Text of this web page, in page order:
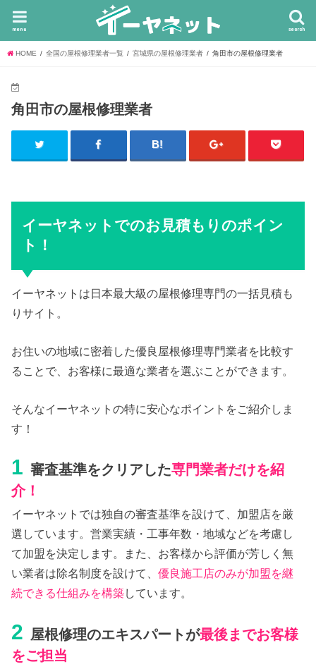
search
menu
HOME 全国の屋根修理業者一覧 宮城県の屋根修理業者 角田市の屋根修理業者
角田市の屋根修理業者
イーヤネットでのお見積もりのポイン
ト！
イーヤネットは日本最大級の屋根修理専門の一括見積も
りサイト。
お住いの地域に密着した優良屋根修理専門業者を比較す
ることで、お客様に最適な業者を選ぶことができます。
そんなイーヤネットの特に安心なポイントをご紹介しま
す！
1 審査基準をクリアした専門業者だけを紹
介！
イーヤネットでは独自の審査基準を設けて、加盟店を厳
選しています。営業実績・工事年数・地域などを考慮し
て加盟を決定します。また、お客様から評価が芳しく無
い業者は除名制度を設けて、優良施工店のみが加盟を継
続できる仕組みを構築しています。
2 屋根修理のエキスパートが最後までお客様
をご担当